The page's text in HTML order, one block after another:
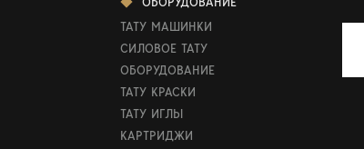
ТАТУ МАШИНКИ
СИЛОВОЕ ТАТУ
ОБОРУДОВАНИЕ
ТАТУ КРАСКИ
ТАТУ ИГЛЫ
КАРТРИДЖИ